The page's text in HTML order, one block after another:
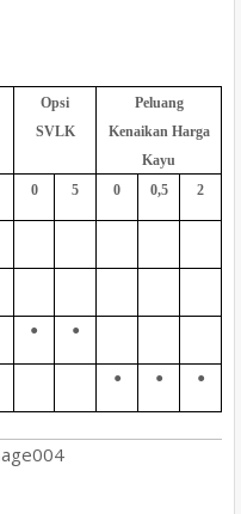
Opsi
SVLK
Peluang
Kenaikan Harga
Kayu
0 5 0 0,5 2
• •
• • •